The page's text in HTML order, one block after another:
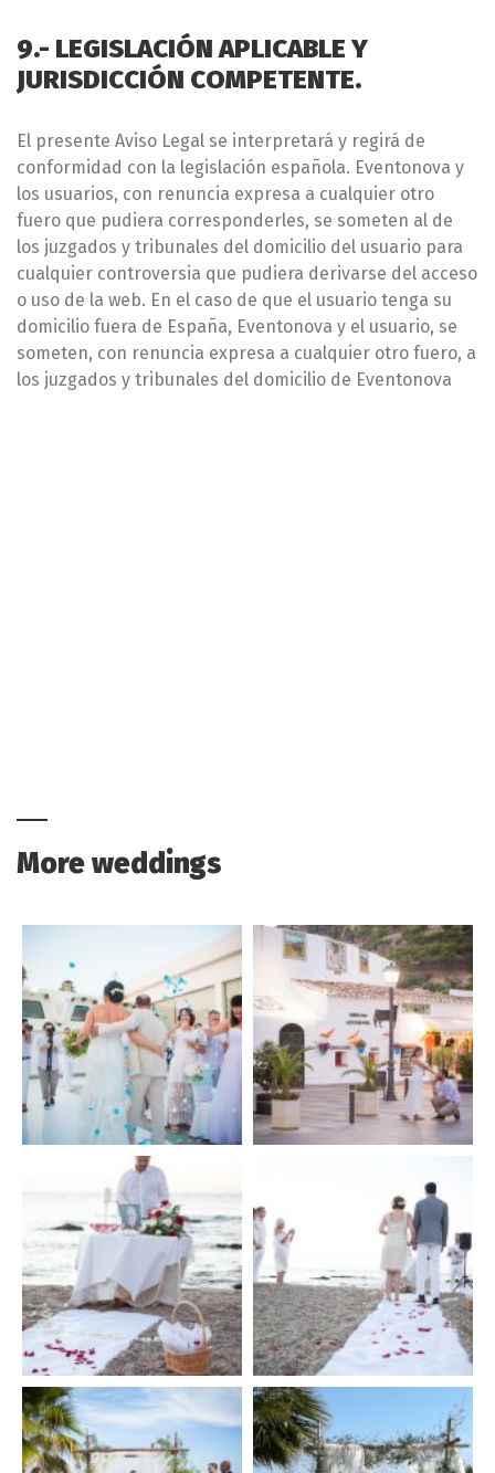
9.- LEGISLACIÓN APLICABLE Y
JURISDICCIÓN COMPETENTE.
El presente Aviso Legal se interpretará y regirá de
conformidad con la legislación española. Eventonova y
los usuarios, con renuncia expresa a cualquier otro
fuero que pudiera corresponderles, se someten al de
los juzgados y tribunales del domicilio del usuario para
cualquier controversia que pudiera derivarse del acceso
o uso de la web. En el caso de que el usuario tenga su
domicilio fuera de España, Eventonova y el usuario, se
someten, con renuncia expresa a cualquier otro fuero, a
los juzgados y tribunales del domicilio de Eventonova
More weddings